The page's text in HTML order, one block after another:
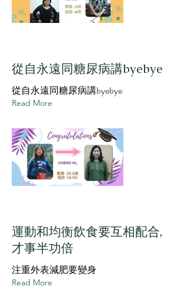
從自永遠同糖尿病講byebye
從自永遠同糖尿病講byebye
Read More
運動和均衡飲食要互相配合,
才事半功倍
注重外表減肥要變身
Read More